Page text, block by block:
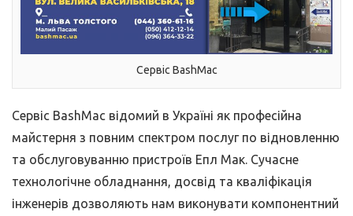
Сервіс BashMac
Сервіс BashMac відомий в Україні як професійна
майстерня з повним спектром послуг по відновленню
та обслуговуванню пристроїв Епл Мак. Сучасне
технологічне обладнання, досвід та кваліфікація
інженерів дозволяють нам виконувати компонентний